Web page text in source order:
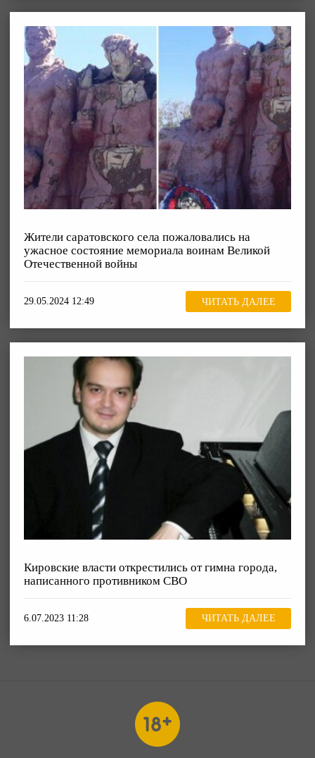
Жители саратовского села пожаловались на
ужасное состояние мемориала воинам Великой
Отечественной войны
29.05.2024 12:49 ЧИТАТЬ ДАЛЕЕ
Кировские власти открестились от гимна города,
написанного противником СВО
6.07.2023 11:28 ЧИТАТЬ ДАЛЕЕ